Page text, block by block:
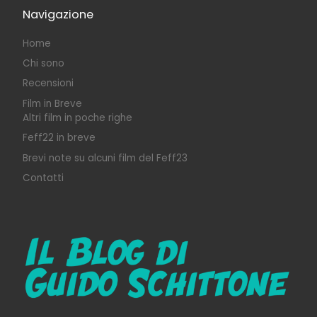
Navigazione
Home
Chi sono
Recensioni
Film in Breve
Altri film in poche righe
Feff22 in breve
Brevi note su alcuni film del Feff23
Contatti